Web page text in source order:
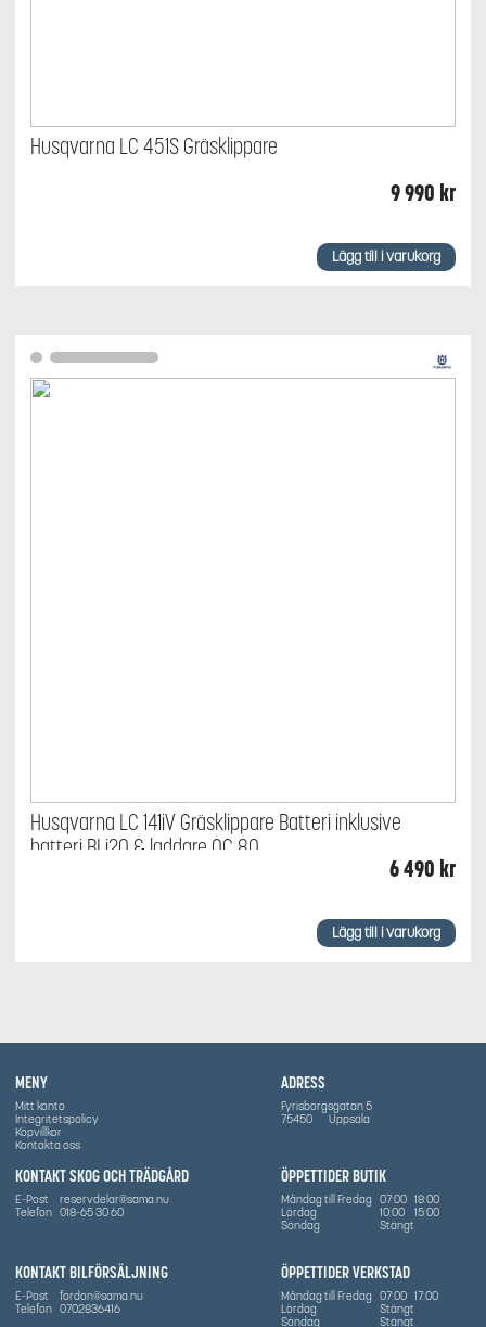
Husqvarna LC 451S Gräsklippare
9 990 kr
Lägg till i varukorg
Husqvarna LC 141iV Gräsklippare Batteri inklusive
batteri BLi20 & laddare QC 80
6 490 kr
Lägg till i varukorg
MENY
Mitt konto
Integritetspolicy
Köpvillkor
Kontakta oss
ÖPPETTIDER BUTIK
Måndag till Fredag 07:00 18:00
Lördag
10:00
15:00
Söndag
Stängt
ÖPPETTIDER VERKSTAD
Måndag till Fredag 07:00 17:00
Lördag
Stängt
Söndag
Stängt
ADRESS
Fyrisborgsgatan 5
75450
Uppsala
KONTAKT SKOG OCH TRÄDGÅRD
E-Post
reservdelar@sama.nu
Telefon 018-65 30 60
KONTAKT BILFÖRSÄLJNING
E-Post
fordon@sama.nu
Telefon 0702836416